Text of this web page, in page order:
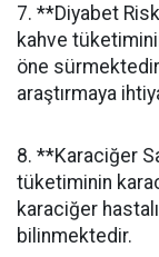
7. **Diyabet
kahve
öne
araştırmaya
8. **Karaciğer
tüketiminin
karaciğer
bilinmektedir.